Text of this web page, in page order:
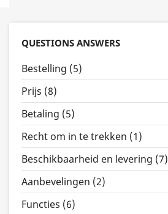
QUESTIONS ANSWERS
Bestelling (5)
Prijs (8)
Betaling (5)
Recht om in te trekken (1)
Beschikbaarheid en levering (7)
Aanbevelingen (2)
Functies (6)